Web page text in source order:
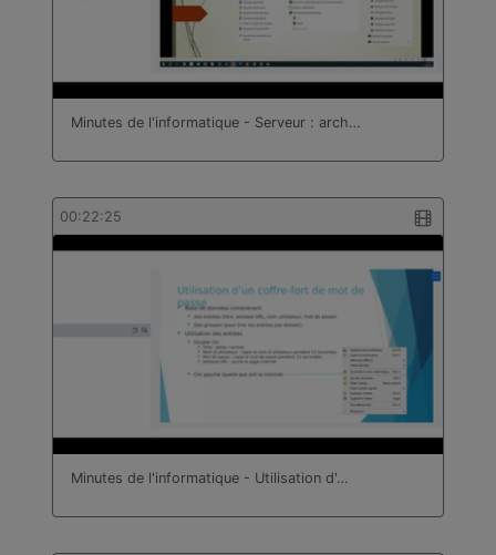
Minutes de l'informatique - Serveur : arch…
00:22:25
Minutes de l'informatique - Utilisation d'…